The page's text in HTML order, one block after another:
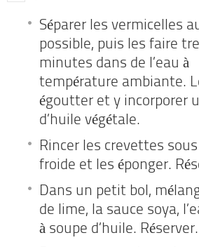
Séparer les vermicelles
possible, puis les faire
minutes dans de l’eau à
température ambiante.
égoutter et y incorporer
d’huile végétale.
Rincer les crevettes sous
froide et les éponger.
Dans un petit bol,
de lime, la sauce soya,
à soupe d’huile. Réserver.